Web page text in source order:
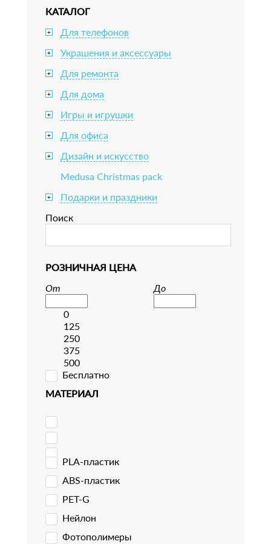
КАТАЛОГ
+ Для телефонов
+ Украшения и аксессуары
+ Для ремонта
+ Для дома
+ Игры и игрушки
+ Для офиса
+
Дизайн и искусство
Medusa Christmas pack
+
Подарки и праздники
Поиск
РОЗНИЧНАЯ ЦЕНА
От
До
0
125
250
375
500
Бесплатно
МАТЕРИАЛ
PLA-пластик
ABS-пластик
PET-G
Нейлон
Фотополимеры